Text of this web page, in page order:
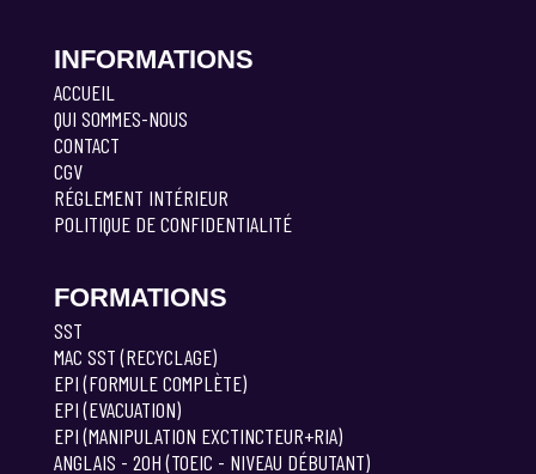
INFORMATIONS
ACCUEIL
QUI SOMMES-NOUS
CONTACT
CGV
RÉGLEMENT INTÉRIEUR
POLITIQUE DE CONFIDENTIALITÉ
FORMATIONS
SST
MAC SST (RECYCLAGE)
EPI (FORMULE COMPLÈTE)
EPI (EVACUATION)
EPI (MANIPULATION EXCTINCTEUR+RIA)
ANGLAIS - 20H (TOEIC - NIVEAU DÉBUTANT)